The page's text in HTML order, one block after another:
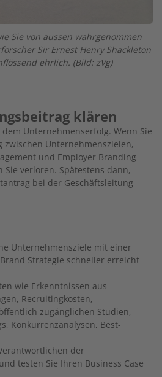
Sie von aussen wahrgenommen
Sir Ernest Henry Shackleton
ehrlich. (Bild: zVg)
klären
Unternehmenserfolg. Wenn Sie
zwischen Unternehmenszielen,
und Employer Branding
verloren. Spätestens dann,
bei der Geschäftsleitung
Unternehmensziele mit einer
Strategie schneller erreicht
wie Erkenntnissen aus
Recruitingkosten,
zugänglichen Studien,
Konkurrenzanalysen, Best-
der
testen Sie Ihren Business Case